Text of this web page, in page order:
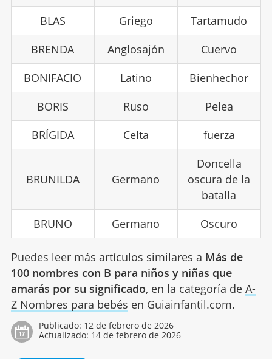
BLAS
Griego
Tartamudo
BRENDA
Anglosajón
Cuervo
BONIFACIO
Latino
Bienhechor
BORIS
Ruso
Pelea
BRÍGIDA
Celta fuerza
BRUNILDA Germano
Doncella
oscura de la
batalla
BRUNO
Germano Oscuro
Puedes leer más artículos similares a Más de
100 nombres con B para niños y niñas que
amarás por su significado, en la categoría de A-
Z Nombres para bebés en Guiainfantil.com.
Publicado: 12 de febrero de 2026
Actualizado: 14 de febrero de 2026